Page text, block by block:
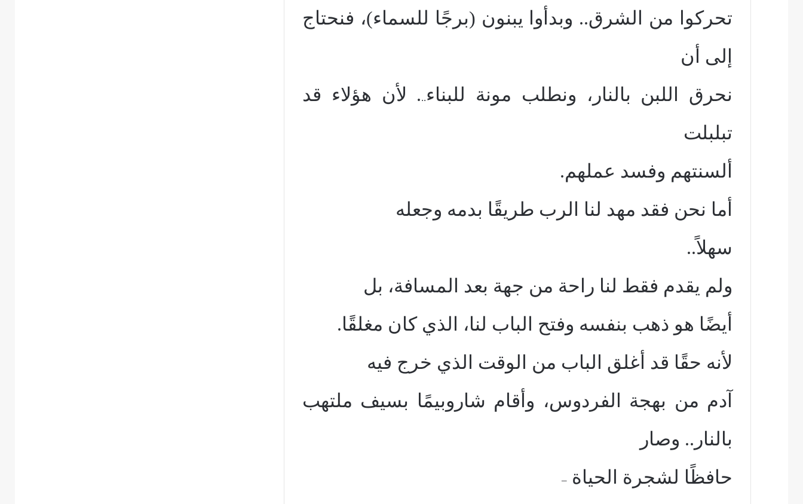
تحركوا من الشرق.. وبدأوا يبنون (برجًا للسماء)، فنحتاج
إلى أن
نحرق اللبن بالنار، ونطلب مونة للبناء... لأن هؤلاء قد
تبلبلت
ألسنتهم وفسد عملهم.
أما نحن فقد مهد لنا الرب طريقًا بدمه وجعله
سهلاً..
ولم يقدم فقط لنا راحة من جهة بعد المسافة، بل
أيضًا هو ذهب بنفسه وفتح الباب لنا، الذي كان مغلقًا.
لأنه حقًا قد أغلق الباب من الوقت الذي خرج فيه
آدم من بهجة الفردوس، وأقام شاروبيمًا بسيف ملتهب
بالنار .. وصار
حافظًا لشجرة الحياة –